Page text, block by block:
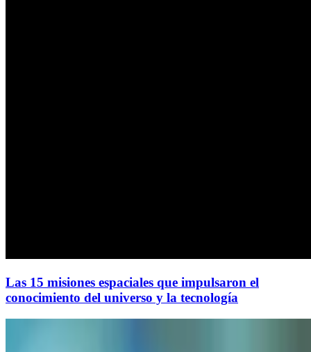
Las 15 misiones espaciales que impulsaron el
conocimiento del universo y la tecnología